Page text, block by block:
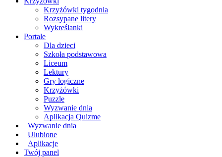
Krzyżówki tygodnia
Rozsypane litery
Wykreślanki
Portale
Dla dzieci
Szkoła podstawowa
Liceum
Lektury
Gry logiczne
Krzyżówki
Puzzle
Wyzwanie dnia
Aplikacja Quizme
Wyzwanie dnia
Ulubione
Aplikacje
Twój panel